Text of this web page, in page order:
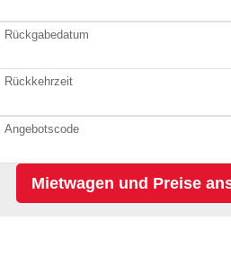
Rückgabedatum
Rückkehrzeit
Angebotscode